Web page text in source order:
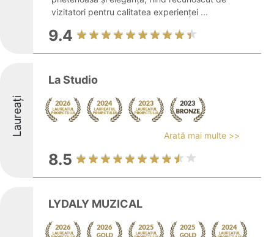
vizitatori pentru calitatea experienței ...
9.4
Laureați
La Studio
Arată mai multe >>
8.5
LYDALY MUZICAL